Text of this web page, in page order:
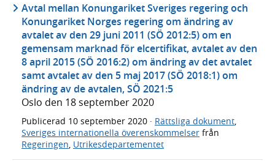
Avtal mellan Konungariket Sveriges regering och
Konungariket Norges regering om ändring av
avtalet av den 29 juni 2011 (SÖ 2012:5) om en
gemensam marknad för elcertifikat, avtalet av den
8 april 2015 (SÖ 2016:2) om ändring av det avtalet
samt avtalet av den 5 maj 2017 (SÖ 2018:1) om
ändring av de avtalen, SÖ 2021:5
Oslo den 18 september 2020
Publicerad 10 september 2020 · Rättsliga dokument,
Sveriges internationella överenskommelser från
Regeringen, Utrikesdepartementet